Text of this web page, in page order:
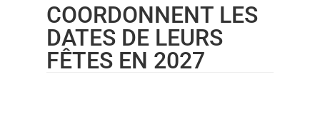
COORDONNENT LES
DATES DE LEURS
FÊTES EN 2027